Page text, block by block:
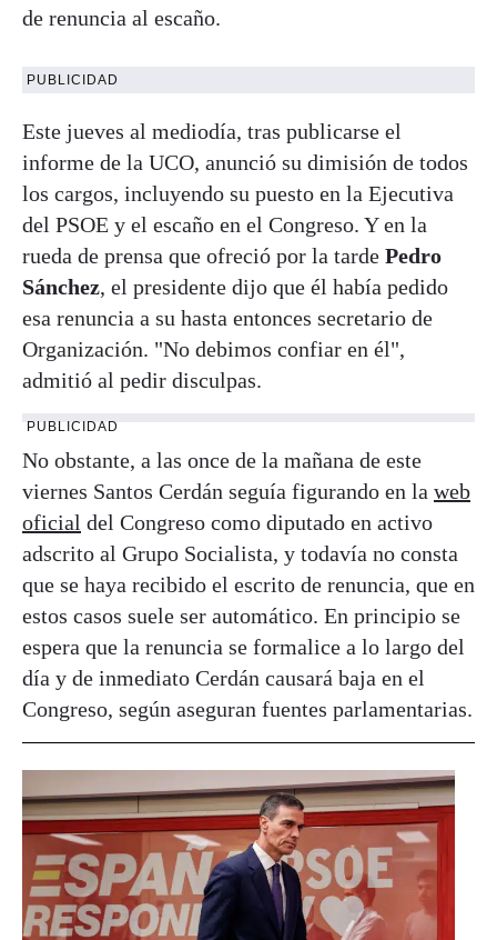
de renuncia al escaño.
PUBLICIDAD
Este jueves al mediodía, tras publicarse el
informe de la UCO, anunció su dimisión de todos
los cargos, incluyendo su puesto en la Ejecutiva
del PSOE y el escaño en el Congreso. Y en la
rueda de prensa que ofreció por la tarde Pedro
Sánchez, el presidente dijo que él había pedido
esa renuncia a su hasta entonces secretario de
Organización. "No debimos confiar en él",
admitió al pedir disculpas.
PUBLICIDAD
No obstante, a las once de la mañana de este
viernes Santos Cerdán seguía figurando en la web
oficial del Congreso como diputado en activo
adscrito al Grupo Socialista, y todavía no consta
que se haya recibido el escrito de renuncia, que en
estos casos suele ser automático. En principio se
espera que la renuncia se formalice a lo largo del
día y de inmediato Cerdán causará baja en el
Congreso, según aseguran fuentes parlamentarias.